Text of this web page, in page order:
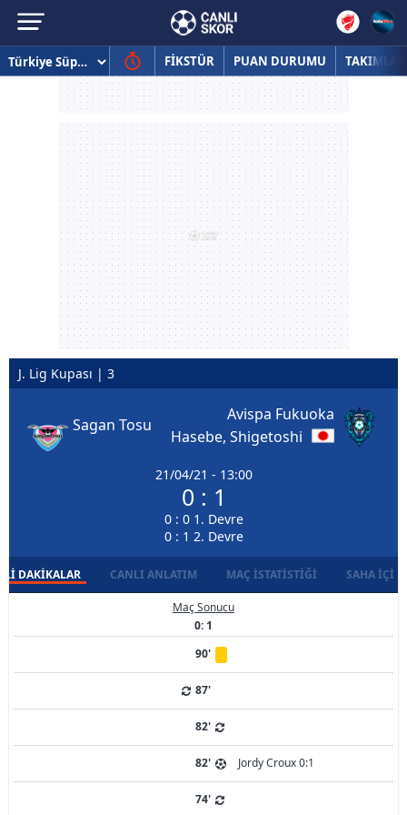
FİKSTÜR PUAN DURUMU TAKIMLAR
J. Lig Kupası | 3
Sagan Tosu
21/04/21 - 13:00
0 : 1
0 : 0 1. Devre
0 : 1 2. Devre
Avispa Fukuoka
Hasebe, Shigetoshi
DAKIKALAR CANLI ANLATIM MAÇ İSTATISTIĞI SAHA İÇI
Maç Sonucu
0: 1
90'
87'
82'
82' Jordy Croux 0:1
74'